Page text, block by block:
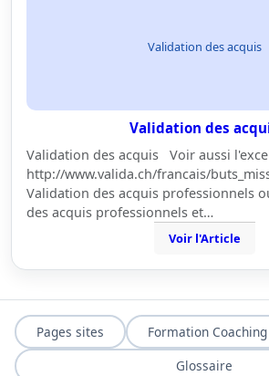
Validation des acquis
Validation des
Validation des acquis Voir aussi
http://www.valida.ch/francais/
Validation des acquis professionnels
des acquis professionnels et…
Voir l'Article
Pages sites Formation Coaching
Glossaire